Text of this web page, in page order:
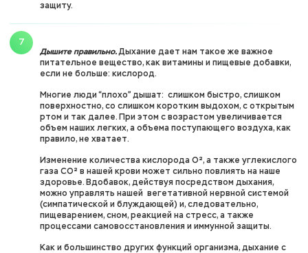
защиту.
Дышите правильно.Дыхание дает нам такое же важное
питательное вещество, как витамины и пищевые добавки,
если не больше: кислород.
Многие люди “плохо” дышат: слишком быстро, слишком
поверхностно, со слишком коротким выдохом, с открытым
ртом и так далее. При этом с возрастом увеличивается
объем наших легких, а объема поступающего воздуха, как
правило, не хватает.
Изменение количества кислорода O², а также углекислого
газа CO² в нашей крови может сильно повлиять на наше
здоровье. Вдобавок, действуя посредством дыхания,
можно управлять нашей вегетативной нервной системой
(симпатической и блуждающей) и, следовательно,
пищеварением, сном, реакцией на стресс, а также
процессами самовосстановления и иммунной защиты.
Как и большинство других функций организма, дыхание с